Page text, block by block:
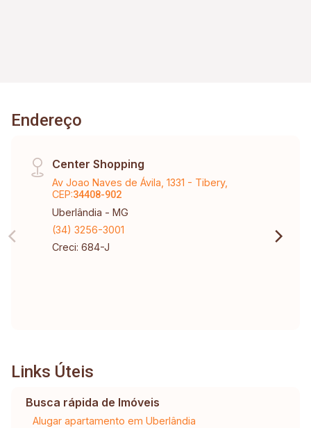
Endereço
Center Shopping
Av Joao Naves de Ávila, 1331 - Tibery,
CEP:34408-902
Uberlândia - MG
(34) 3256-3001
Creci: 684-J
Links Úteis
Busca rápida de Imóveis
Alugar apartamento em Uberlândia